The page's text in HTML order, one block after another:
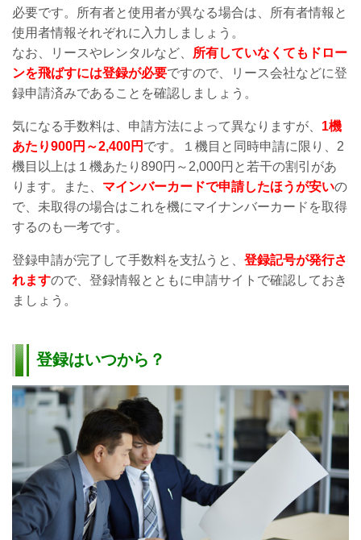
必要です。所有者と使用者が異なる場合は、所有者情報と
使用者情報それぞれに入力しましょう。
なお、リースやレンタルなど、 所有していなくてもドロー
ンを飛ばすには登録が必要ですので、リース会社などに登
録申請済みであることを確認しましょう。
気になる手数料は、申請方法によって異なりますが、 1機
あたり900円～2,400円 です。１機目と同時申請に限り、2
機目以上は１機あたり890円～2,000円と若干の割引があ
ります。また、 マインバーカードで申請したほうが安いの
で、未取得の場合はこれを機にマイナンバーカードを取得
するのも一考です。
登録申請が完了して手数料を支払うと、 登録記号が発行さ
れますので、登録情報とともに申請サイトで確認しておき
ましょう。
登録はいつから？